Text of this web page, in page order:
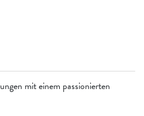
mit einem passionierten